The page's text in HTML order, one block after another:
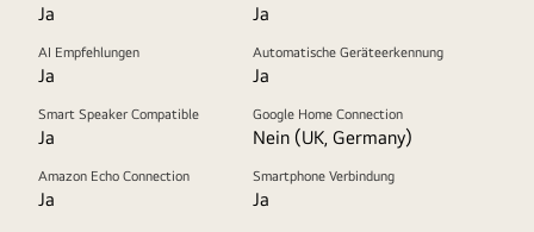
Ja Ja
AI Empfehlungen
Ja
Automatische Geräteerkennung
Ja
Smart Speaker Compatible
Ja
Google Home Connection
Nein (UK, Germany)
Amazon Echo Connection
Ja
Smartphone Verbindung
Ja